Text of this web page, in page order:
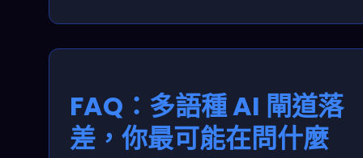
FAQ：多語種 AI 閘道落
差，你最可能在問什麼